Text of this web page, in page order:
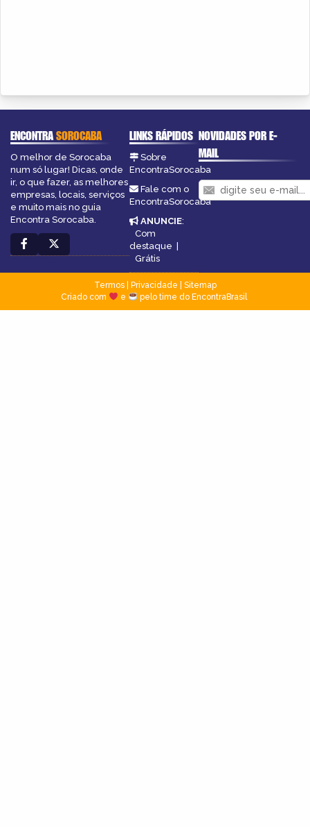
ENCONTRASOROCABA
O melhor de Sorocaba
num só lugar! Dicas, onde
ir, o que fazer, as melhores
empresas, locais, serviços
e muito mais no guia
Encontra Sorocaba.
LINKS RÁPIDOS
Sobre
EncontraSorocaba
Fale com o
EncontraSorocaba
ANUNCIE:
Com
destaque |
Grátis
NOVIDADES POR E-
MAIL
Termos| Privacidade
Sitemap
Criado com
e pelo time do EncontraBrasil